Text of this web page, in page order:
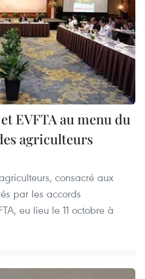
EVFTA au menu du
agriculteurs
consacré aux
par les accords
eu lieu le 11 octobre à